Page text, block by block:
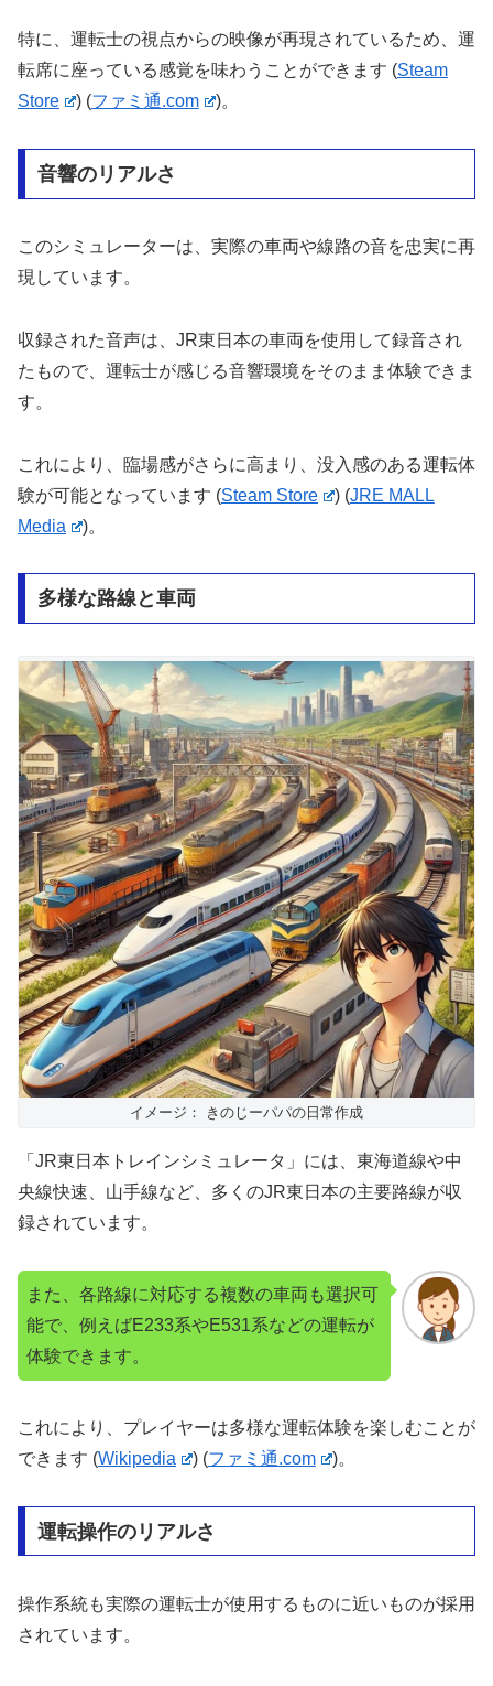
特に、運転士の視点からの映像が再現されているため、運
転席に座っている感覚を味わうことができます​ (Steam
Store
)(ファミ通.com )​。
音響のリアルさ
このシミュレーターは、実際の車両や線路の音を忠実に再
現しています。
収録された音声は、JR東日本の車両を使用して録音され
たもので、運転士が感じる音響環境をそのまま体験できま
す。
これにより、臨場感がさらに高まり、没入感のある運転体
験が可能となっています​ (Steam Store )(JRE MALL
Media
)​。
多様な路線と車両
イメージ： きのじーパパの日常作成
「JR東日本トレインシミュレータ」には、東海道線や中
央線快速、山手線など、多くのJR東日本の主要路線が収
録されています。
また、各路線に対応する複数の車両も選択可
能で、例えばE233系やE531系などの運転が
体験できます。
これにより、プレイヤーは多様な運転体験を楽しむことが
できます​ (Wikipedia )(ファミ通.com )​。
運転操作のリアルさ
操作系統も実際の運転士が使用するものに近いものが採用
されています。